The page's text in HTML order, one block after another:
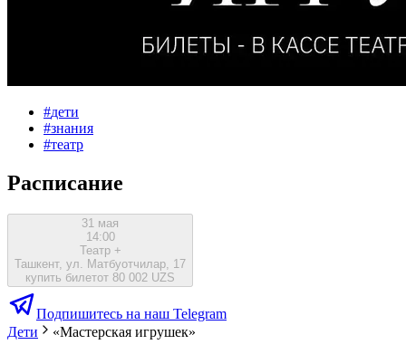
#дети
#знания
#театр
Расписание
31 мая
14:00
Театр +
Ташкент, ул. Матбуотчилар, 17
купить билетот 80 002 UZS
Подпишитесь на наш Telegram
Дети
«Мастерская игрушек»